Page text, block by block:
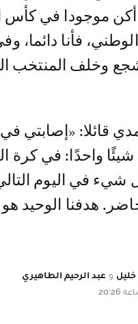
أكن موجودا في كأس
فأنا دائما،
وخلف المنتخب
قائلا: «إصابتي
شيئًا واحدًا: في كرة
شيء في اليوم
هدفنا الوحيد هو
خليل و عبد الرحيم الطاهيري